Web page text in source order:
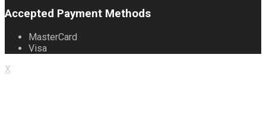
Accepted Payment Methods
MasterCard
Visa
X